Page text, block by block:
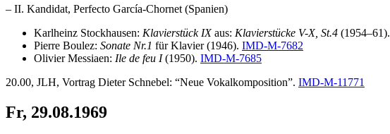
– II. Kandidat, Perfecto García-Chornet (Spanien)
Karlheinz Stockhausen: Klavierstück IXaus: Klavierstücke V-X, St.4 (1954–61).
Pierre Boulez: Sonate Nr.1 für Klavier (1946). IMD-M-7682
Olivier Messiaen: Ile de feu I(1950). IMD-M-7685
20.00, JLH, Vortrag Dieter Schnebel: “Neue Vokalkomposition”. IMD-M-11771
Fr, 29.08.1969